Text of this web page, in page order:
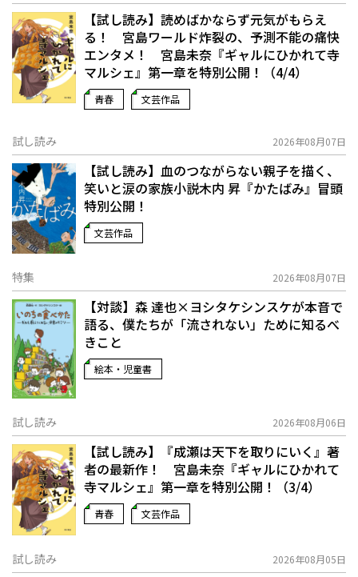
【試し読み】読めばかならず元気がもらえ
る！ 宮島ワールド炸裂の、予測不能の痛快
エンタメ！ 宮島未奈『ギャルにひかれて寺
マルシェ』第一章を特別公開！（4/4）
青春 文芸作品
試し読み 2026年08月07日
【試し読み】血のつながらない親子を描く、
笑いと涙の家族小説――木内 昇『かたばみ』冒頭
特別公開！
文芸作品
特集 2026年08月07日
【対談】森 達也×ヨシタケシンスケが本音で
語る、僕たちが「流されない」ために知るべ
きこと
絵本・児童書
試し読み 2026年08月06日
【試し読み】『成瀬は天下を取りにいく』著
者の最新作！ 宮島未奈『ギャルにひかれて
寺マルシェ』第一章を特別公開！（3/4）
青春 文芸作品
試し読み 2026年08月05日